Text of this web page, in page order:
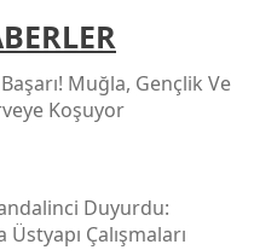
Muğla, Gençlik Ve
Koşuyor
Duyurdu:
Üstyapı Çalışmaları